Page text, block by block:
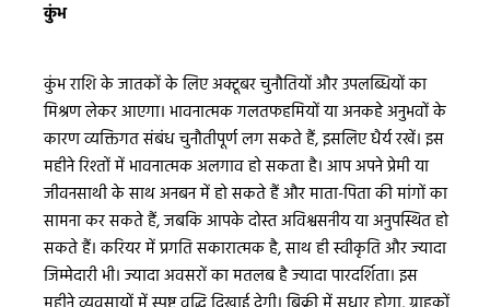
कुंभ
कुंभ राशि के जातकों के लिए अक्टूबर चुनौतियों और उपलब्धियों का
मिश्रण लेकर आएगा। भावनात्मक गलतफहमियों या अनकहे अनुभवों के
कारण व्यक्तिगत संबंध चुनौतीपूर्ण लग सकते हैं, इसलिए धैर्य रखें। इस
महीने रिश्तों में भावनात्मक अलगाव हो सकता है। आप अपने प्रेमी या
जीवनसाथी के साथ अनबन में हो सकते हैं और माता-पिता की मांगों का
सामना कर सकते हैं, जबकि आपके दोस्त अविश्वसनीय या अनुपस्थित हो
सकते हैं। करियर में प्रगति सकारात्मक है, साथ ही स्वीकृति और ज्यादा
जिम्मेदारी भी। ज्यादा अवसरों का मतलब है ज्यादा पारदर्शिता। इस